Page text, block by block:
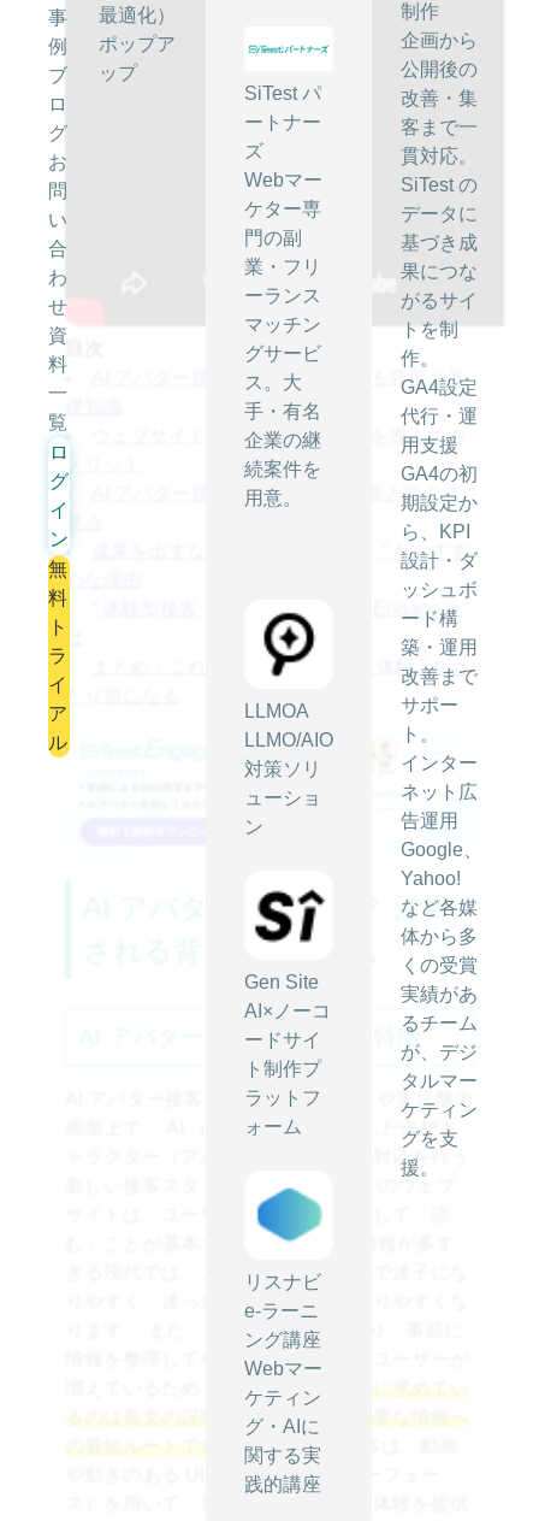
事
例
ブ
ロ
グ
お
問
い
合
わ
せ
資
料
一
覧
ロ
グ
イ
ン
無
料
ト
ラ
イ
ア
ル
最適化）
ポップア
ップ
SiTest パ
ートナー
ズ
Webマー
ケター専
門の副
業・フリ
ーランス
マッチン
グサービ
ス。大
手・有名
企業の継
続案件を
用意。
LLMOA
LLMO/AIO
対策ソリ
ューショ
ン
Gen Site
AI×ノーコ
ードサイ
ト制作プ
ラットフ
ォーム
リスナビ
e-ラーニ
ング講座
Webマー
ケティン
グ・AIに
関する実
践的講座
制作
企画から
公開後の
改善・集
客まで一
貫対応。
SiTest の
データに
基づき成
果につな
がるサイ
トを制
作。
GA4設定
代行・運
用支援
GA4の初
期設定か
ら、KPI
設計・ダ
ッシュボ
ード構
築・運用
改善まで
サポー
ト。
インター
ネット広
告運用
Google、
Yahoo!
など各媒
体から多
くの受賞
実績があ
るチーム
が、デジ
タルマー
ケティン
グを支
援。
目次
AI アバター接客とは？ 注目される背景と基
ウェブサイトに AI アバター接客を導入する
AI アバター接客のデメリットと導入時の注
成果を出すなら “ 選択式アバター ” がおすす
めな理由
“ 体験型接客 ” を実現する SiTest Engage と
まとめ：これからは “ 案内される体験 ” が当
AI アバター接客とは？ 注目
される背景と基礎知識
AI アバター接客の仕組みと特徴
AI アバター接客とは、ウェブサイトや実店舗の
画面上で、 AI （人工知能）を活用した仮想キ
ャラクター（アバター）がお客様の対応を行う
新しい接客スタイルです。 これまでのウェブ
サイトは、ユーザーが自ら情報を探して「読
む」ことが基本でした。 しかし、情報が多す
ぎる現代では、ユーザーがサイト内で迷子にな
りやすく、迷った瞬間に離脱が起こりやすくな
ります。 また、 AI 検索の普及により、事前に
情報を整理してからサイトを訪れるユーザーが
サイトに来た瞬間に求めてい
るのは長文の説明よりも、自分に必要な情報へ
の最短ルートです。
AI アバター接客は、動画
や動きのある UI （ユーザーインターフェー